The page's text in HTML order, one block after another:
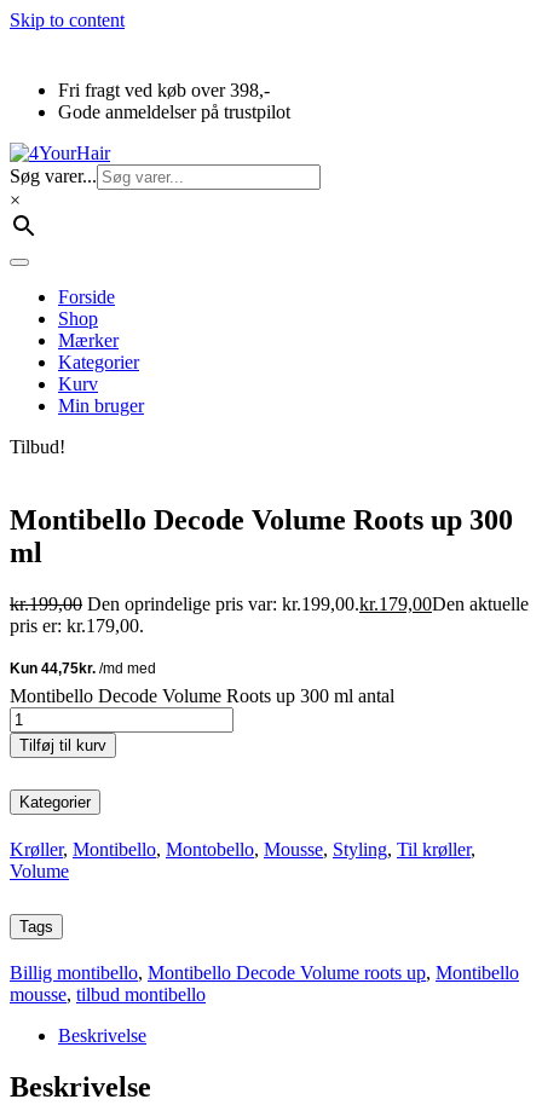
Skip to content
Fri fragt ved køb over 398,-
Gode anmeldelser på trustpilot
Søg varer...
×
Forside
Shop
Mærker
Kategorier
Kurv
Min bruger
Tilbud!
Montibello Decode Volume Roots up 300
ml
kr.199,00 Den oprindelige pris var: kr.199,00.kr.179,00Den aktuelle
pris er: kr.179,00.
Montibello Decode Volume Roots up 300 ml antal
Tilføj til kurv
Kategorier
Krøller, Montibello, Montobello, Mousse, Styling, Til krøller,
Volume
Tags
Billig montibello, Montibello Decode Volume roots up, Montibello
mousse, tilbud montibello
Beskrivelse
Beskrivelse